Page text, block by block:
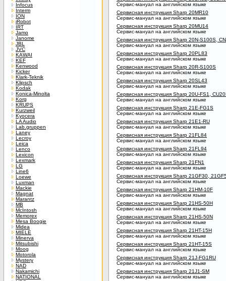
Infocus
Interm
ION
iRobot
IRT
Jamo
Janome
JBL
JVC
KAWAI
KEF
Kenwood
Kicker
Klark-Teknik
Klipsch
Kodak
Konica-Minolta
Korg
KRUPS
Kurzweil
Kyocera
LA Audio
Lab.gruppen
Laney
Lecroy
Leica
Lenco
Lexicon
Lexmark
LG
Line6
Loewe
Luxman
Mackie
Magnat
Marantz
MB
McIntosh
Memorex
Mesa Boogie
Midea
MIELE
Minerva
Mitsubishi
Moog
Motorola
Mystery
NAD
Nakamichi
NATIONAL
Сервис-мануал на английском языке
Сервисная инструкция Sharp 20MR10
Сервис-мануал на английском языке
Сервисная инструкция Sharp 20MU14
Сервис-мануал на английском языке
Сервисная инструкция Sharp 20N-S100S,
Сервис-мануал на английском языке
Сервисная инструкция Sharp 20PL83
Сервис-мануал на английском языке
Сервисная инструкция Sharp 20R-S100S
Сервис-мануал на английском языке
Сервисная инструкция Sharp 20SL43
Сервис-мануал на английском языке
Сервисная инструкция Sharp 20U-FS1,
Сервис-мануал на английском языке
Сервисная инструкция Sharp 21E-FG1S
Сервис-мануал на английском языке
Сервисная инструкция Sharp 21E1-RU
Сервис-мануал на английском языке
Сервисная инструкция Sharp 21FL84
Сервис-мануал на английском языке
Сервисная инструкция Sharp 21FL94
Сервис-мануал на английском языке
Сервисная инструкция Sharp 21FN1
Сервис-мануал на английском языке
Сервисная инструкция Sharp 21GF30,
Сервис-мануал на английском языке
Сервисная инструкция Sharp 21HM-10F
Сервис-мануал на английском языке
Сервисная инструкция Sharp 21HS-50H
Сервис-мануал на английском языке
Сервисная инструкция Sharp 21HS-50N
Сервис-мануал на английском языке
Сервисная инструкция Sharp 21HT-15H
Сервис-мануал на английском языке
Сервисная инструкция Sharp 21HT-15S
Сервис-мануал на английском языке
Сервисная инструкция Sharp 21J-FG1RU
Сервис-мануал на английском языке
Сервисная инструкция Sharp 21J1-SM
Сервис-мануал на английском языке